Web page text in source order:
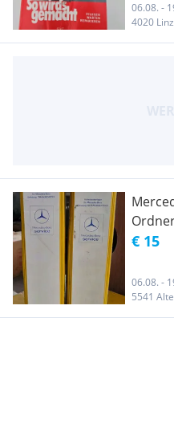
06.08. -
4020 Linz
€ 15
06.08. -
5541